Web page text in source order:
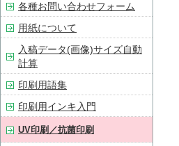
各種お問い合わせフォーム
用紙について
入稿データ(画像)サイズ自動
計算
印刷用語集
印刷用インキ入門
UV印刷／抗菌印刷